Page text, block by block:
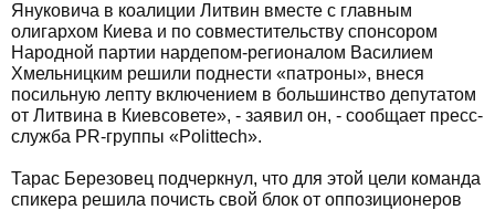
Януковича в коалиции Литвин вместе с главным
олигархом Киева и по совместительству спонсором
Народной партии нардепом-регионалом Василием
Хмельницким решили поднести «патроны», внеся
посильную лепту включением в большинство депутатом
от Литвина в Киевсовете», - заявил он, - сообщает пресс-
служба PR-группы «Polittech».
Тарас Березовец подчеркнул, что для этой цели команда
спикера решила почисть свой блок от оппозиционеров